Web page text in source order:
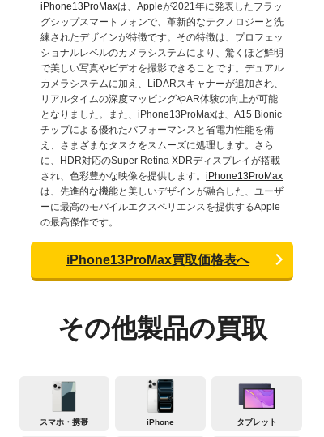
iPhone13ProMaxは、Appleが2021年に発表したフラッ
グシップスマートフォンで、革新的なテクノロジーと洗
練されたデザインが特徴です。その特徴は、プロフェッ
ショナルレベルのカメラシステムにより、驚くほど鮮明
で美しい写真やビデオを撮影できることです。デュアル
カメラシステムに加え、LiDARスキャナーが追加され、
リアルタイムの深度マッピングやAR体験の向上が可能
となりました。また、iPhone13ProMaxは、A15 Bionic
チップによる優れたパフォーマンスと省電力性能を備
え、さまざまなタスクをスムーズに処理します。さら
に、HDR対応のSuper Retina XDRディスプレイが搭載
され、色彩豊かな映像を提供します。 iPhone13ProMax
は、先進的な機能と美しいデザインが融合した、ユーザ
ーに最高のモバイルエクスペリエンスを提供するApple
の最高傑作です。
iPhone13ProMax買取価格表へ
その他製品の買取
スマホ・携帯 iPhone タブレット